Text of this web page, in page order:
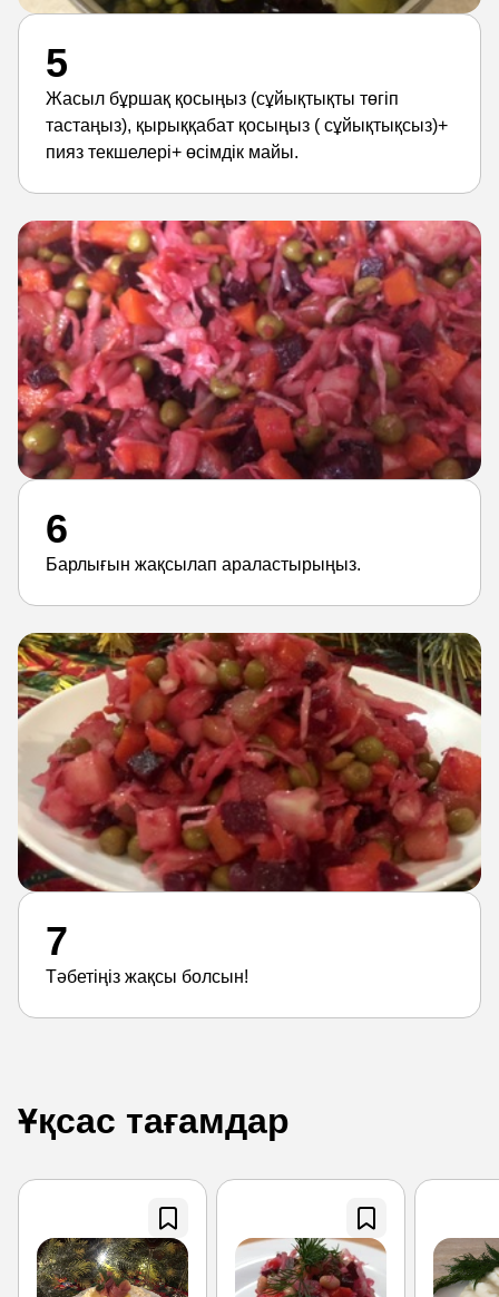
5
Жасыл бұршақ қосыңыз (сұйықтықты төгіп
тастаңыз), қырыққабат қосыңыз ( сұйықтықсыз)+
пияз текшелері+ өсімдік майы.
6
Барлығын жақсылап араластырыңыз.
7
Тәбетіңіз жақсы болсын!
Ұқсас тағамдар